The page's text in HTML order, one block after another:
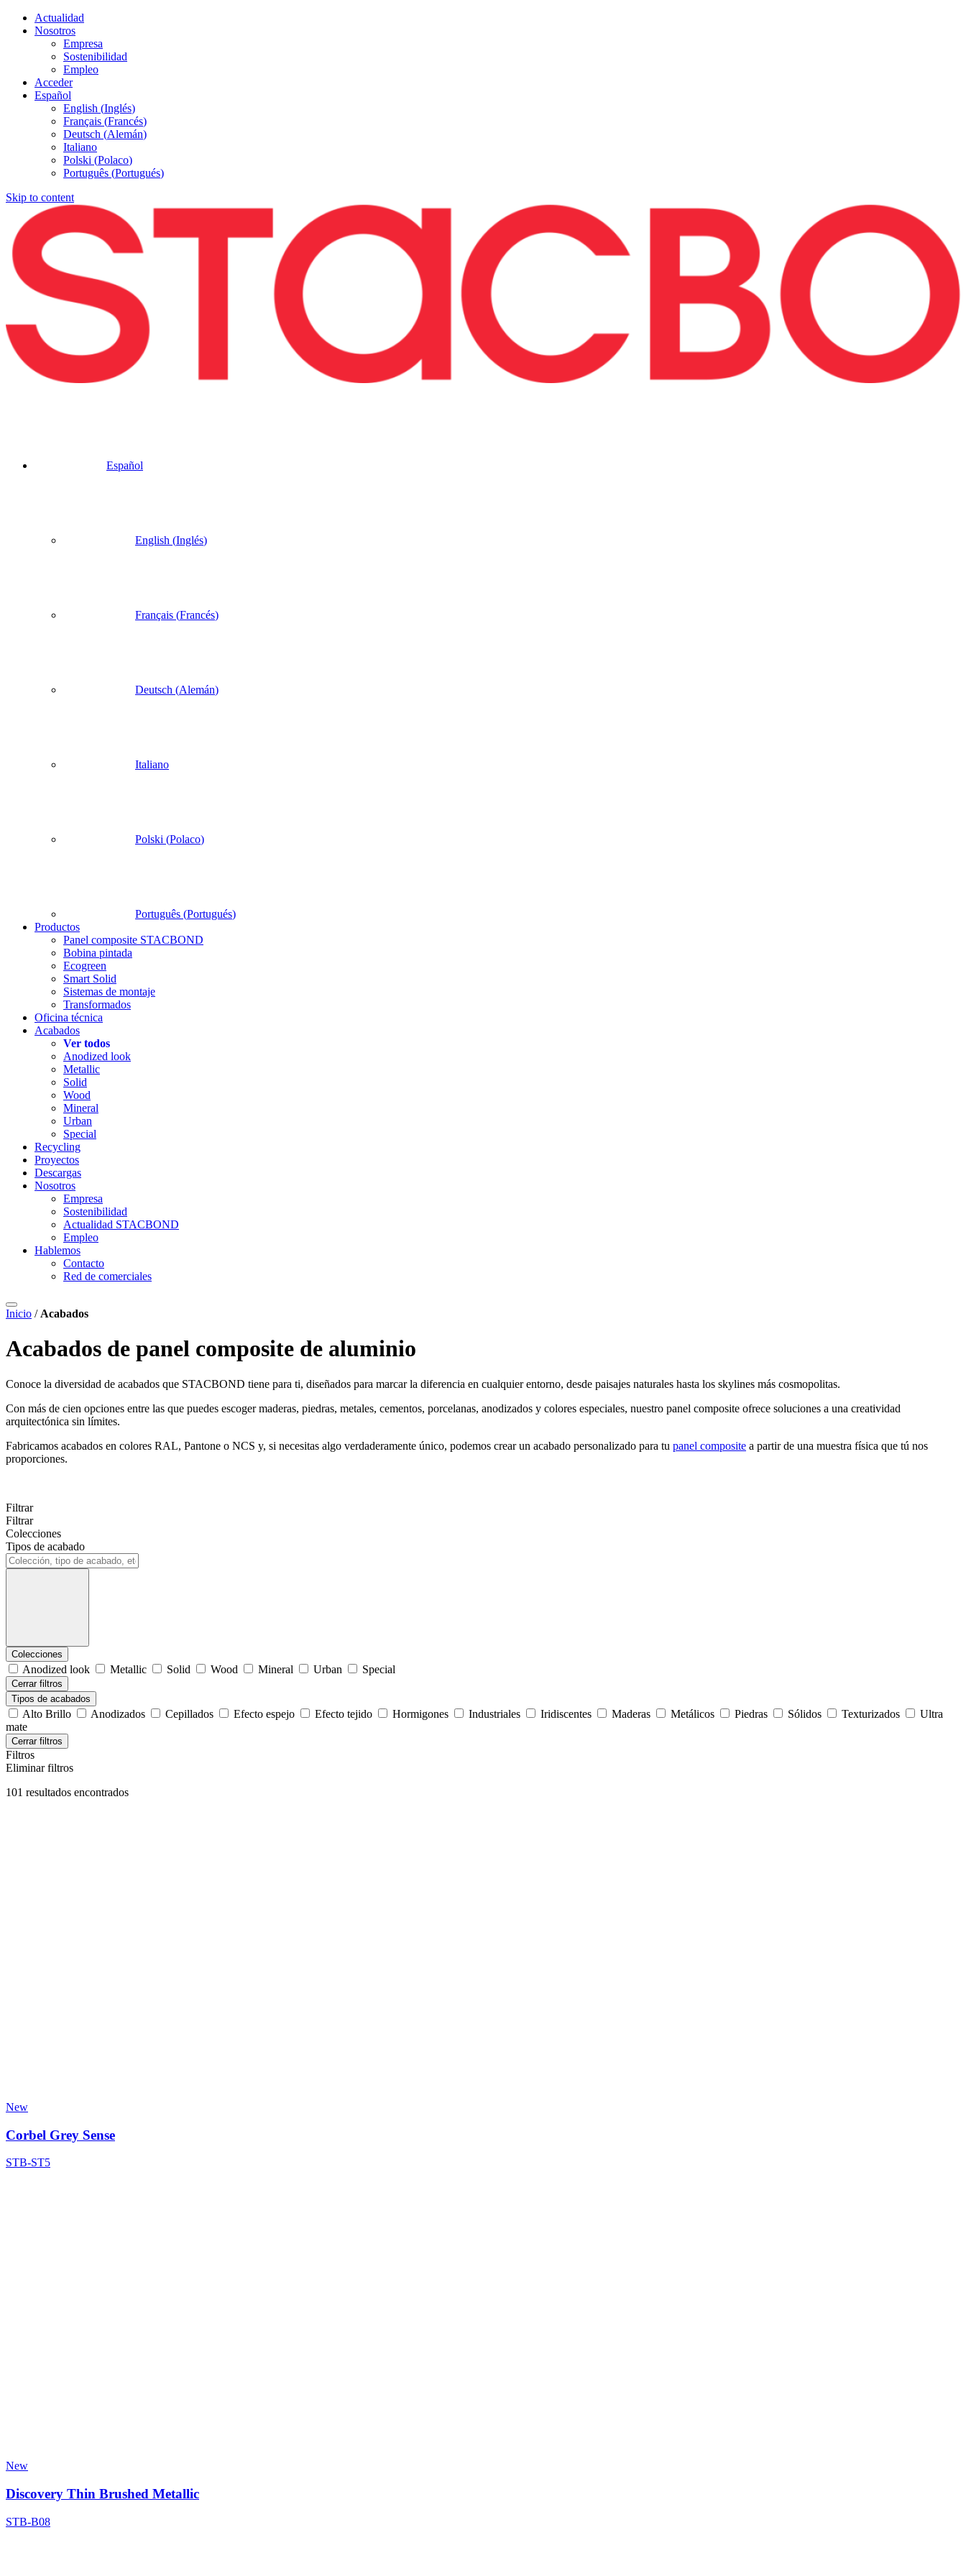
Actualidad
Nosotros
Empresa
Sostenibilidad
Empleo
Acceder
Español
English (Inglés)
Français (Francés)
Deutsch (Alemán)
Italiano
Polski (Polaco)
Português (Portugués)
Skip to content
Español
English (Inglés)
Français (Francés)
Deutsch (Alemán)
Italiano
Polski (Polaco)
Português (Portugués)
Productos
Panel composite STACBOND
Bobina pintada
Ecogreen
Smart Solid
Sistemas de montaje
Transformados
Oficina técnica
Acabados
Ver todos
Anodized look
Metallic
Solid
Wood
Mineral
Urban
Special
Recycling
Proyectos
Descargas
Nosotros
Empresa
Sostenibilidad
Actualidad STACBOND
Empleo
Hablemos
Contacto
Red de comerciales
Inicio / Acabados
Acabados de panel composite de aluminio
Conoce la diversidad de acabados que STACBOND tiene para ti, diseñados para marcar la diferencia en cualquier entorno, desde paisajes naturales hasta los skylines más cosmopolitas.
Con más de cien opciones entre las que puedes escoger maderas, piedras, metales, cementos, porcelanas, anodizados y colores especiales, nuestro panel composite ofrece soluciones a una creatividad
arquitectónica sin límites.
Fabricamos acabados en colores RAL, Pantone o NCS y, si necesitas algo verdaderamente único, podemos crear un acabado personalizado para tu panel composite a partir de una muestra física que tú nos
proporciones.
Filtrar
Filtrar
Colecciones
Tipos de acabado
Colecciones
Anodized look Metallic Solid Wood Mineral Urban Special
Cerrar filtros
Tipos de acabados
Alto Brillo Anodizados Cepillados Efecto espejo Efecto tejido Hormigones Industriales Iridiscentes Maderas Metálicos Piedras Sólidos Texturizados
Ultra
mate
Cerrar filtros
Filtros
Eliminar filtros
101 resultados encontrados
New
Corbel Grey Sense
STB-ST5
New
Discovery Thin Brushed Metallic
STB-B08